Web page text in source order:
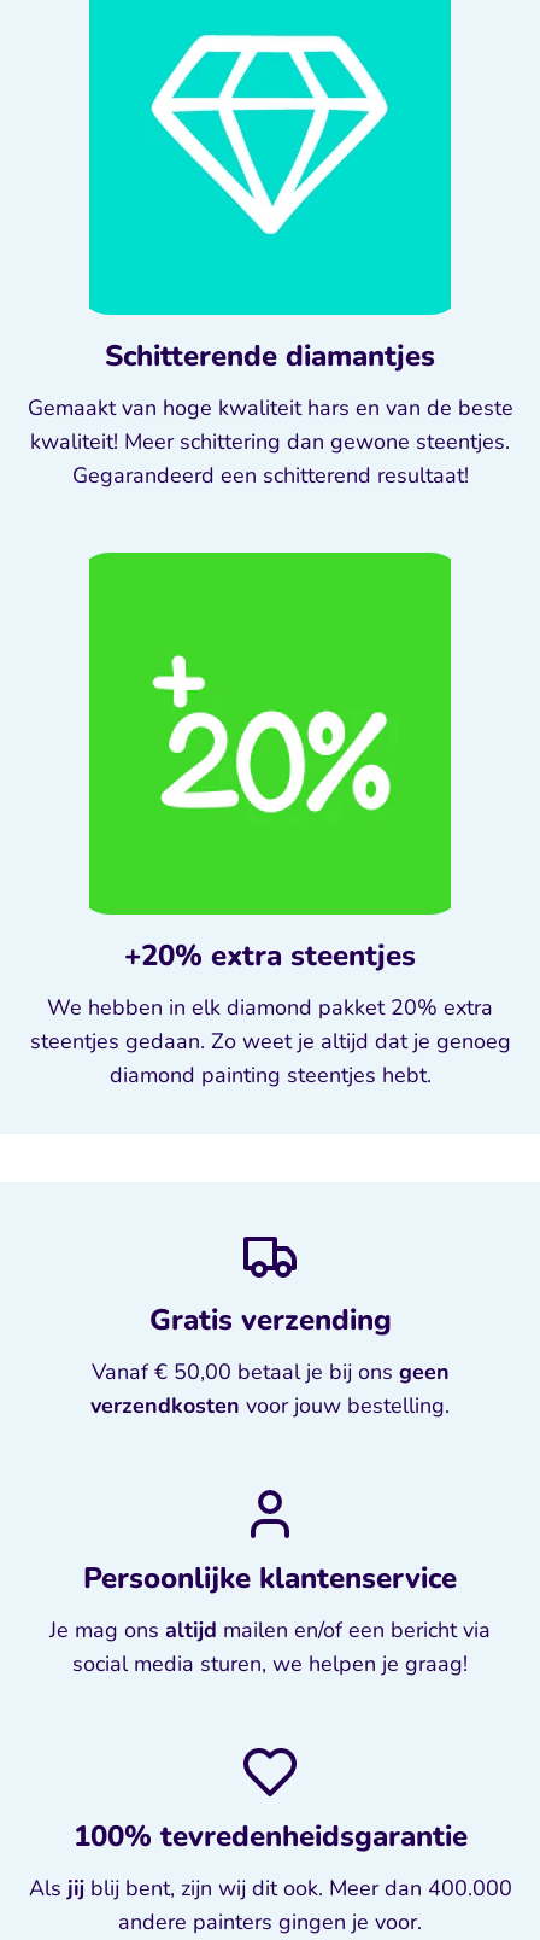
Schitterende diamantjes
Gemaakt van hoge kwaliteit hars en van de beste
kwaliteit! Meer schittering dan gewone steentjes.
Gegarandeerd een schitterend resultaat!
+20% extra steentjes
We hebben in elk diamond pakket 20% extra
steentjes gedaan. Zo weet je altijd dat je genoeg
diamond painting steentjes hebt.
Gratis verzending
Vanaf € 50,00 betaal je bij ons geen
verzendkosten voor jouw bestelling.
Persoonlijke klantenservice
Je mag ons altijd mailen en/of een bericht via
social media sturen, we helpen je graag!
100% tevredenheidsgarantie
Als jij blij bent, zijn wij dit ook. Meer dan 400.000
andere painters gingen je voor.